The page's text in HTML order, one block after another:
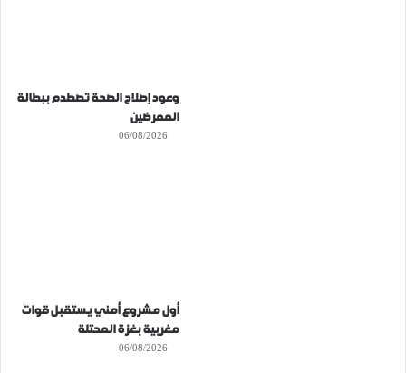
وعود إصلاح الصحة تصطدم ببطالة
الممرضين
06/08/2026
أول مشروع أمني يستقبل قوات
مغربية بغزة المحتلة
06/08/2026